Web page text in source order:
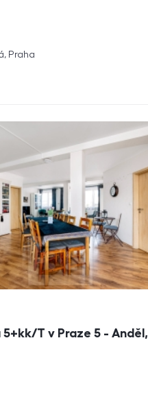
Praha
5+kk/T v Praze 5 - Anděl,